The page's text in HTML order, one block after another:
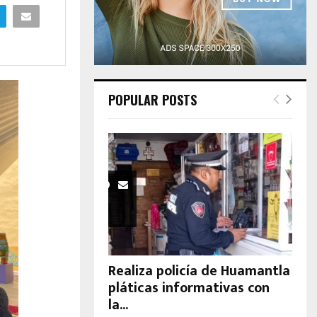
POPULAR POSTS
Realiza policía de Huamantla
pláticas informativas con
la...